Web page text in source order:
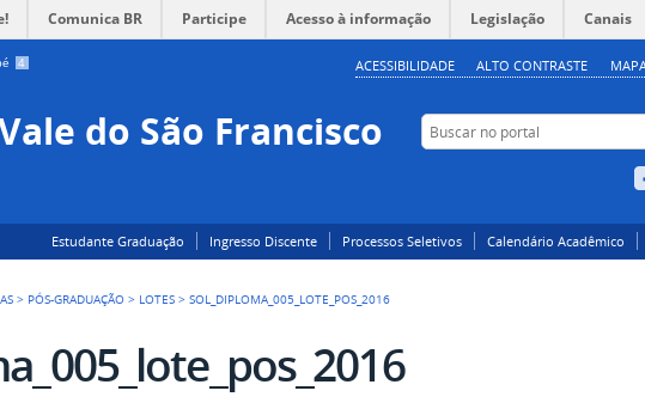
Comunica BR Participe Acesso à informação Legislação Canais
4 ACESSIBILIDADE ALTO CONTRASTE
do São Francisco Buscar no portal
Estudante Graduação Ingresso Discente Processos Seletivos Calendário Acadêmico
> PÓS-GRADUAÇÃO > LOTES >SOL_DIPLOMA_005_LOTE_POS_2016